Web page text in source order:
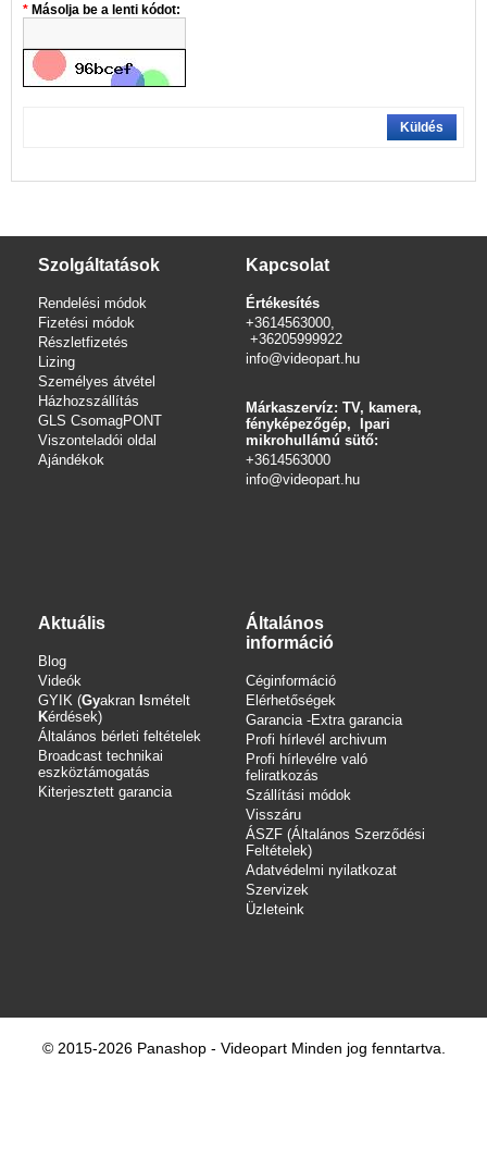
Másolja be a lenti kódot:
Küldés
Szolgáltatások
Rendelési módok
Fizetési módok
Részletfizetés
Lizing
Személyes átvétel
Házhozszállítás
GLS CsomagPONT
Viszonteladói oldal
Ajándékok
Kapcsolat
Értékesítés
+3614563000,
+36205999922
info@videopart.hu
Márkaszervíz: TV, kamera,
fényképezőgép, Ipari
mikrohullámú sütő:
+3614563000
info@videopart.hu
Aktuális
Blog
Videók
GYIK (Gyakran Ismételt
Kérdések)
Általános bérleti feltételek
Broadcast technikai
eszköztámogatás
Kiterjesztett garancia
Általános
információ
Céginformáció
Elérhetőségek
Garancia -Extra garancia
Profi hírlevél archivum
Profi hírlevélre való
feliratkozás
Szállítási módok
Visszáru
ÁSZF (Általános Szerződési
Feltételek)
Adatvédelmi nyilatkozat
Szervizek
Üzleteink
© 2015-2026 Panashop - Videopart Minden jog fenntartva.